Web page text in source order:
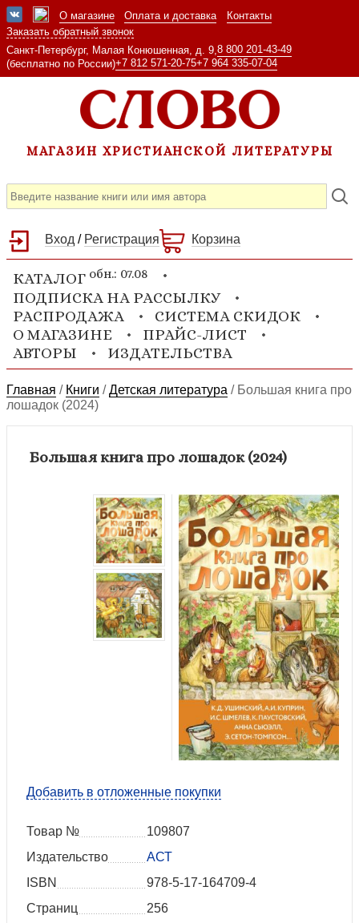
О магазине Оплата и доставка
Контакты
Заказать обратный звонок
Санкт-Петербург, Малая Конюшенная, д. 9, 8 800 201-43-49
(бесплатно по России)+7 812 571-20-75+7 964 335-07-04
МАГАЗИН ХРИСТИАНСКОЙ ЛИТЕРАТУРЫ
Вход / Регистрация Корзина
КАТАЛОГ обн.: 07.08
ПОДПИСКА НА РАССЫЛКУ
РАСПРОДАЖА
СИСТЕМА СКИДОК
О МАГАЗИНЕ
ПРАЙС-ЛИСТ
АВТОРЫ
ИЗДАТЕЛЬСТВА
Главная / Книги /Детская литература / Большая книга про
лошадок (2024)
Большая книга про лошадок (2024)
Добавить в отложенные покупки
Товар №
109807
Издательство
АСТ
ISBN
978-5-17-164709-4
Страниц
256